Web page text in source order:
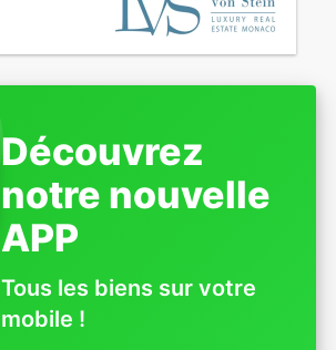
Découvrez
notre nouvelle
APP
Tous les biens sur votre
mobile !